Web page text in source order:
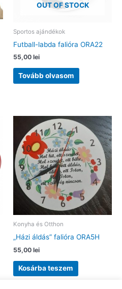
OUT OF STOCK
Sportos ajándékok
Futball-labda falióra ORA22
55,00 lei
Tovább olvasom
Konyha és Otthon
„Házi áldás” falióra ORA5H
55,00 lei
Kosárba teszem